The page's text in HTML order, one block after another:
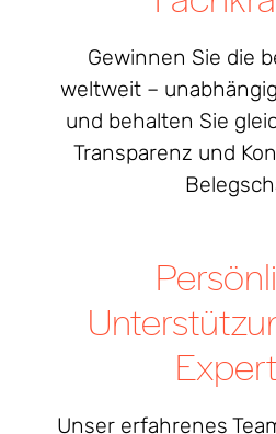
Gewinnen Sie die
weltweit –
und behalten Sie
Transparenz und
Unser erfahrenes